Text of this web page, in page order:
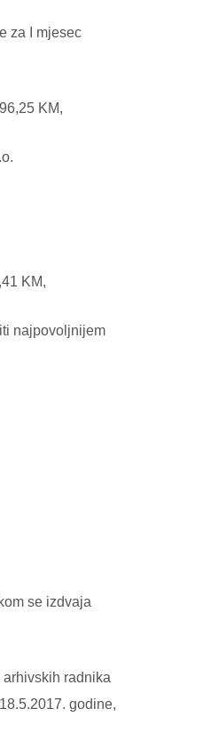
za I mjesec
KM,
KM,
najpovoljnijem
se izdvaja
radnika
godine,